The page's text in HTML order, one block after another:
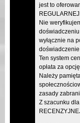
jest to
REGULARNEJ.
Nie
wyłącznie na
doświadczenie
Ten system
opłata za
Należy
zasady
Z szacunku